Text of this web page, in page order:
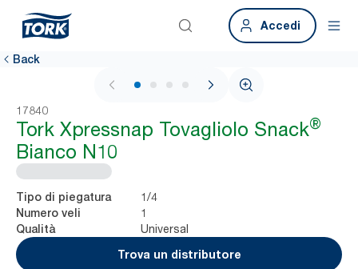
Accedi
Back
1 / 4
17840
Tork Xpressnap Tovagliolo Snack®
Bianco N10
Tipo di piegatura 1/4
Numero veli 1
Qualità
Universal
Trova un distributore